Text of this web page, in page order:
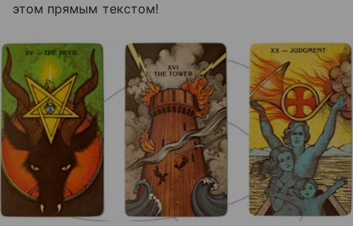
этом прямым текстом!